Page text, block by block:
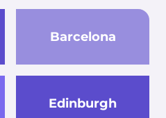
Barcelona
Edinburgh